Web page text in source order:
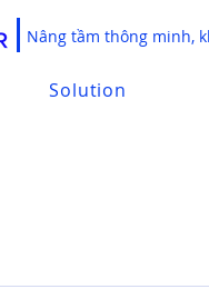
Nâng tầm thông minh,
Solution